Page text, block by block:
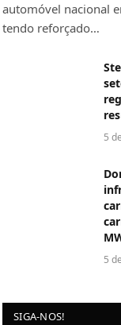
automóvel nacional
tendo reforçado…
5
5
SIGA-NOS!